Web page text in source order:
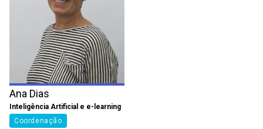
Ana Dias
Inteligência Artificial e e-learning
Coordenação